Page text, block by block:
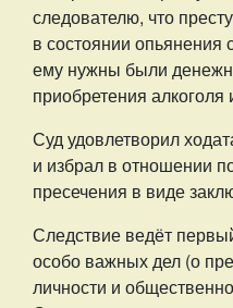
следователю, что
в состоянии опьянения
ему нужны были
приобретения алкоголя
Суд удовлетворил
и избрал в отношении
пресечения в виде
Следствие ведёт
особо важных дел (о
личности и